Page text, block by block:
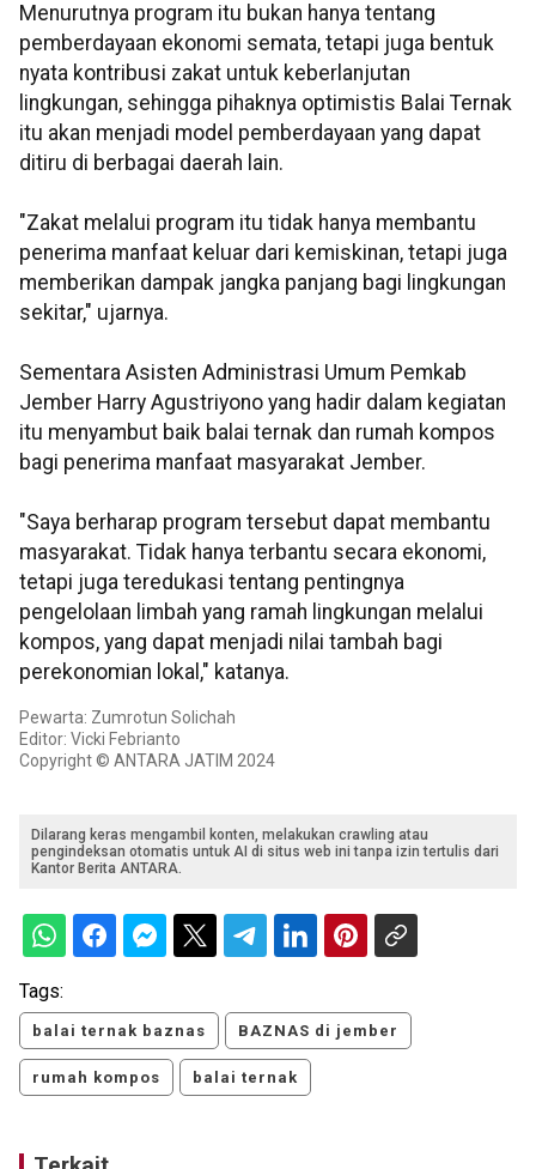
Menurutnya program itu bukan hanya tentang
pemberdayaan ekonomi semata, tetapi juga bentuk
nyata kontribusi zakat untuk keberlanjutan
lingkungan, sehingga pihaknya optimistis Balai Ternak
itu akan menjadi model pemberdayaan yang dapat
ditiru di berbagai daerah lain.
"Zakat melalui program itu tidak hanya membantu
penerima manfaat keluar dari kemiskinan, tetapi juga
memberikan dampak jangka panjang bagi lingkungan
sekitar," ujarnya.
Sementara Asisten Administrasi Umum Pemkab
Jember Harry Agustriyono yang hadir dalam kegiatan
itu menyambut baik balai ternak dan rumah kompos
bagi penerima manfaat masyarakat Jember.
"Saya berharap program tersebut dapat membantu
masyarakat. Tidak hanya terbantu secara ekonomi,
tetapi juga teredukasi tentang pentingnya
pengelolaan limbah yang ramah lingkungan melalui
kompos, yang dapat menjadi nilai tambah bagi
perekonomian lokal," katanya.
Pewarta: Zumrotun Solichah
Editor: Vicki Febrianto
Copyright © ANTARA JATIM 2024
Dilarang keras mengambil konten, melakukan crawling atau
pengindeksan otomatis untuk AI di situs web ini tanpa izin tertulis dari
Kantor Berita ANTARA.
Tags:
balai ternak baznas BAZNAS di jember
rumah kompos balai ternak